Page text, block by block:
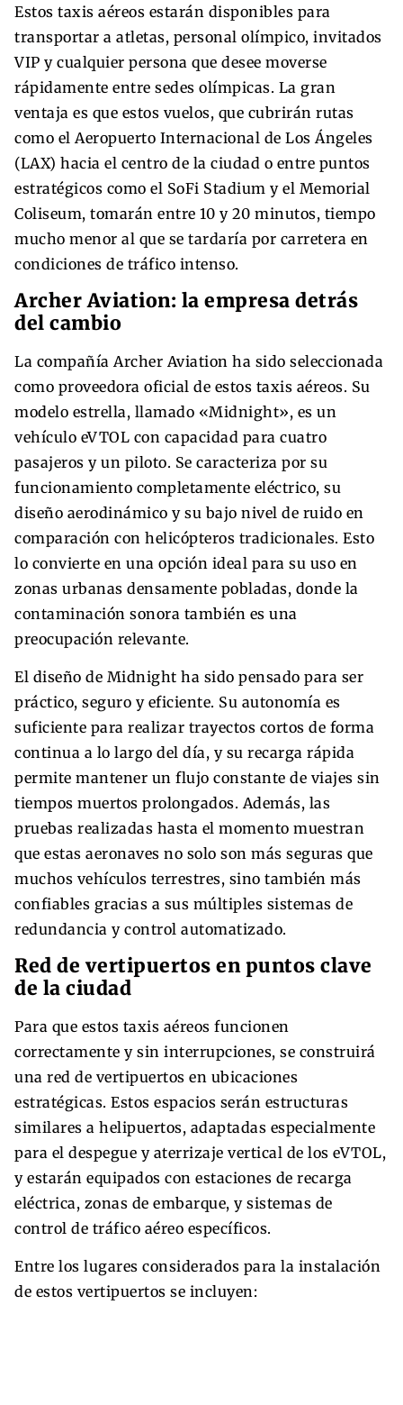
Estos taxis aéreos estarán disponibles para
transportar a atletas, personal olímpico, invitados
VIP y cualquier persona que desee moverse
rápidamente entre sedes olímpicas. La gran
ventaja es que estos vuelos, que cubrirán rutas
como el Aeropuerto Internacional de Los Ángeles
(LAX) hacia el centro de la ciudad o entre puntos
estratégicos como el SoFi Stadium y el Memorial
Coliseum, tomarán entre 10 y 20 minutos, tiempo
mucho menor al que se tardaría por carretera en
condiciones de tráfico intenso.
Archer Aviation: la empresa detrás
del cambio
La compañía Archer Aviation ha sido seleccionada
como proveedora oficial de estos taxis aéreos. Su
modelo estrella, llamado «Midnight», es un
vehículo eVTOL con capacidad para cuatro
pasajeros y un piloto. Se caracteriza por su
funcionamiento completamente eléctrico, su
diseño aerodinámico y su bajo nivel de ruido en
comparación con helicópteros tradicionales. Esto
lo convierte en una opción ideal para su uso en
zonas urbanas densamente pobladas, donde la
contaminación sonora también es una
preocupación relevante.
El diseño de Midnight ha sido pensado para ser
práctico, seguro y eficiente. Su autonomía es
suficiente para realizar trayectos cortos de forma
continua a lo largo del día, y su recarga rápida
permite mantener un flujo constante de viajes sin
tiempos muertos prolongados. Además, las
pruebas realizadas hasta el momento muestran
que estas aeronaves no solo son más seguras que
muchos vehículos terrestres, sino también más
confiables gracias a sus múltiples sistemas de
redundancia y control automatizado.
Red de vertipuertos en puntos clave
de la ciudad
Para que estos taxis aéreos funcionen
correctamente y sin interrupciones, se construirá
una red de vertipuertos en ubicaciones
estratégicas. Estos espacios serán estructuras
similares a helipuertos, adaptadas especialmente
para el despegue y aterrizaje vertical de los eVTOL,
y estarán equipados con estaciones de recarga
eléctrica, zonas de embarque, y sistemas de
control de tráfico aéreo específicos.
Entre los lugares considerados para la instalación
de estos vertipuertos se incluyen: